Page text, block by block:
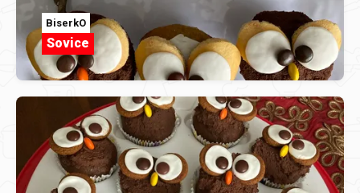
BiserkO
Sovice